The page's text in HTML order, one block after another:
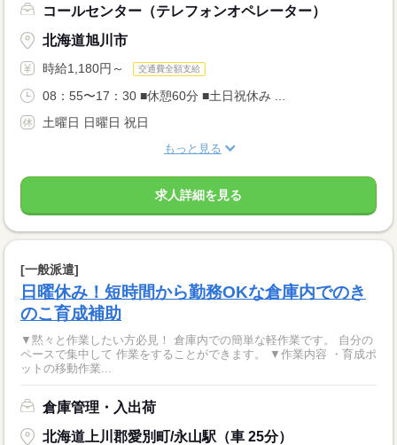
コールセンター（テレフォンオペレーター）
北海道旭川市
時給1,180円～ 交通費全額支給
08：55〜17：30 ■休憩60分 ■土日祝休み ...
土曜日 日曜日 祝日
もっと見る
求人詳細を見る
[一般派遣]
日曜休み！短時間から勤務OKな倉庫内でのき
のこ育成補助
▼黙々と作業したい方必見！ 倉庫内での簡単な軽作業です。 自分の
ペースで集中して 作業をすることができます。 ▼作業内容 ・育成ポ
ットの移動作業...
倉庫管理・入出荷
北海道上川郡愛別町/永山駅（車 25分）